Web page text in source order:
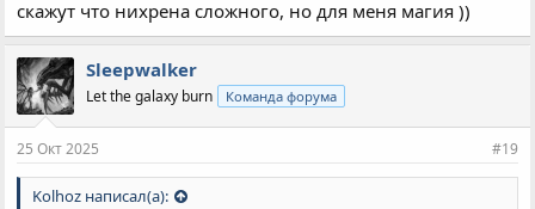
скажут что нихрена сложного, но для меня магия ))
Sleepwalker
Let the galaxy burn Команда форума
25 Окт 2025 #19
Kolhoz написал(а):